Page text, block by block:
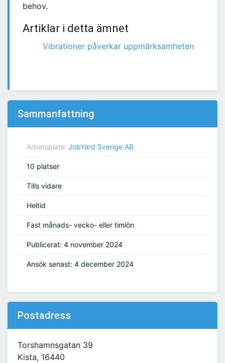
behov.
Artiklar i detta ämnet
Vibrationer påverkar uppmärksamheten
Sammanfattning
Arbetsplats: JobYard Sverige AB
10 platser
Tills vidare
Heltid
Fast månads- vecko- eller timlön
Publicerat: 4 november 2024
Ansök senast: 4 december 2024
Postadress
Torshamnsgatan 39
Kista, 16440